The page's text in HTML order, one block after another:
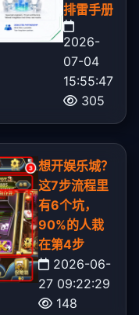
排雷手册
2026-
07-04
15:55:47
305
想开娱乐城？
这7步流程里
有6个坑，
90%的人栽
在第4步
2026-06-
27 09:22:29
148